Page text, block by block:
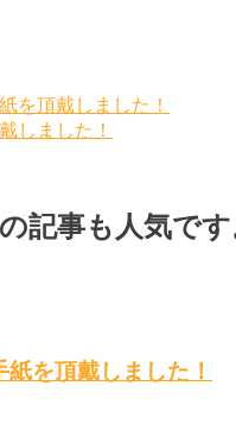
を頂戴しました！
しました！
記事も人気です
を頂戴しました！